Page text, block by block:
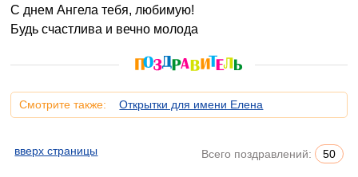
С днем Ангела тебя, любимую!
Будь счастлива и вечно молода
Смотрите также: Открытки для имени Елена
вверх страницы Всего поздравлений: 50